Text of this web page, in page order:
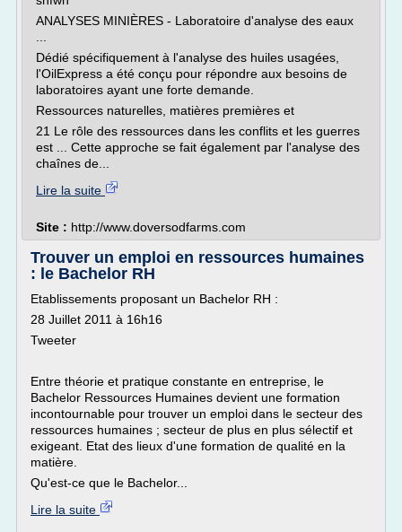
ANALYSES MINIÈRES - Laboratoire d'analyse des eaux
Dédié spécifiquement à l'analyse des huiles usagées,
l'OilExpress a été conçu pour répondre aux besoins de
laboratoires ayant une forte demande.
Ressources naturelles, matières premières et
21 Le rôle des ressources dans les conflits et les guerres
est ... Cette approche se fait également par l'analyse des
chaînes de...
Lire la suite
Site : http://www.doversodfarms.com
Trouver un emploi en ressources humaines
: le Bachelor RH
Etablissements proposant un Bachelor RH :
28 Juillet 2011 à 16h16
Tweeter
Entre théorie et pratique constante en entreprise, le
Bachelor Ressources Humaines devient une formation
incontournable pour trouver un emploi dans le secteur des
ressources humaines ; secteur de plus en plus sélectif et
exigeant. Etat des lieux d'une formation de qualité en la
matière.
Qu'est-ce que le Bachelor...
Lire la suite